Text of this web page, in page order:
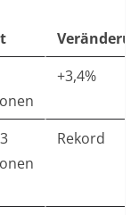
+3,4%
Rekord